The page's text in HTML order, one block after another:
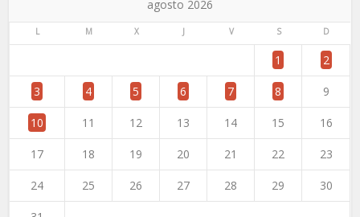
agosto 2026
L M X J V S D
1 2
3 4 5 6 7 8 9
10 11 12 13 14 15 16
17 18 19 20 21 22 23
24 25 26 27 28 29 30